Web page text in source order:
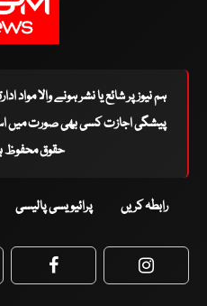
ہم نیوز پر شائع یا نشر ہونے والا مواد
پیشگی اجازت کسی بھی صورت میں
حقوق محفوظ
رابطہ کریں پرائیویسی پالیسی
Facebook